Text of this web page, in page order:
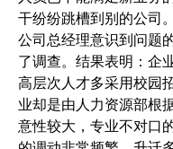
干纷纷跳槽到别的公司。
公司总经理意识到问题
了调查。结果表明：企
高层次人才多采用校园
业却是由人力资源部根
意性较大，专业不对口